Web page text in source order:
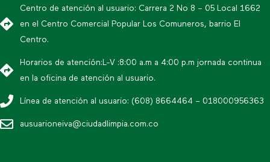
Centro de atención al usuario: Carrera 2 No 8 – 05 Local 1662
en el Centro Comercial Popular Los Comuneros, barrio El
Centro.
Horarios de atención:L-V :8:00 a.m a 4:00 p.m jornada continua
en la oficina de atención al usuario.
Línea de atención al usuario: (608) 8664464 – 018000956363
ausuarioneiva@ciudadlimpia.com.co